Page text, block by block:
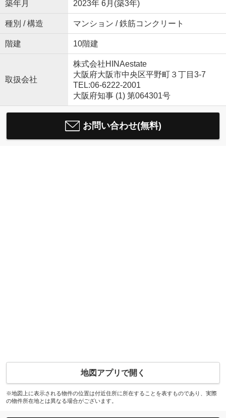
築年月 2023年 6月(築3年)
種別 / 構造 マンション / 鉄筋コンクリート
階建 10階建
取扱会社
株式会社HINAestate
大阪府大阪市中央区平野町３丁目3-7
TEL:06-6222-2001
大阪府知事 (1) 第064301号
お問い合わせ(無料)
地図アプリで開く
※地図上に表示される物件の位置は付近住所に所在することを表すものであり、実際
の物件所在地とは異なる場合がございます。